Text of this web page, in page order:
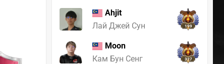
Ahjit
Лай Джей Сун
199
Moon
Кам Бун Сенг
327